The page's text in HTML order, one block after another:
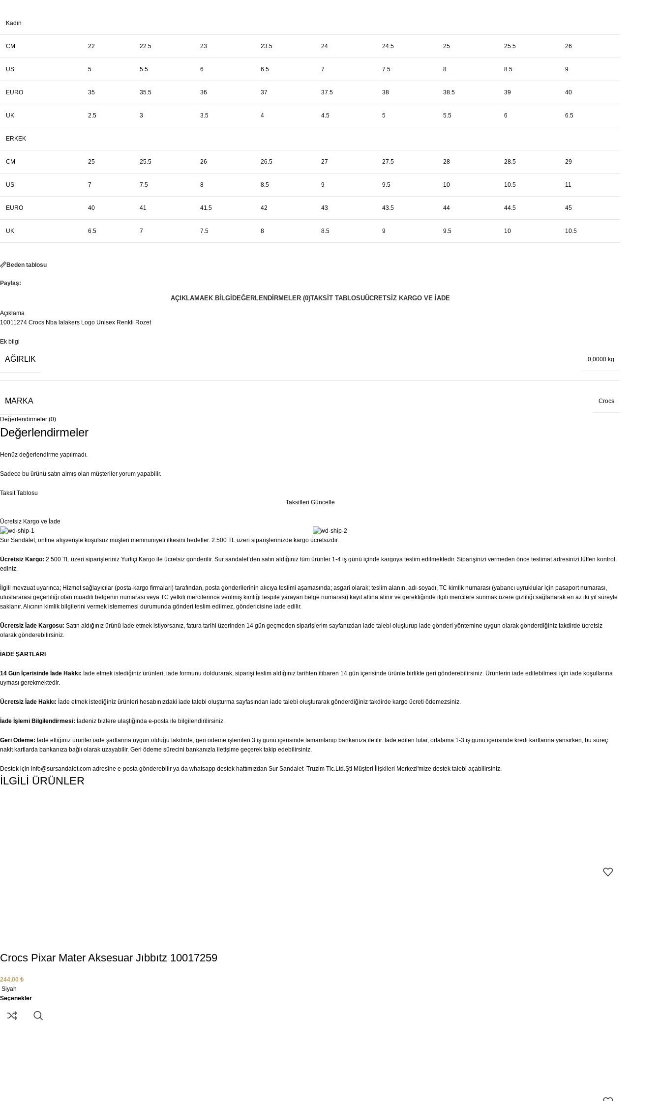
Kadın
CM 22 22.5 23 23.5 24 24.5 25 25.5 26
US 5 5.5 6 6.5 7 7.5 8 8.5 9
EURO 35 35.5 36 37 37.5 38 38.5 39 40
UK 2.5 3 3.5 4 4.5 5 5.5 6 6.5
ERKEK
CM 25 25.5 26 26.5 27 27.5 28 28.5 29
US 7 7.5 8 8.5 9 9.5 10 10.5 11
EURO 40 41 41.5 42 43 43.5 44 44.5 45
UK 6.5 7 7.5 8 8.5 9 9.5 10 10.5
Beden tablosu
Paylaş:
AÇIKLAMAEK BILGI DEĞERLENDIRMELER (0)TAKSIT TABLOSUÜCRETSIZ KARGO VE İADE
Açıklama
10011274 Crocs Nba lalakers Logo Unisex Renkli Rozet
Ek bilgi
AĞIRLIK 0,0000 kg
MARKA Crocs
Değerlendirmeler (0)
Değerlendirmeler
Henüz değerlendirme yapılmadı.
Sadece bu ürünü satın almış olan müşteriler yorum yapabilir.
Taksit Tablosu
Taksitleri Güncelle
Ücretsiz Kargo ve İade
Sur Sandalet, online alışverişte koşulsuz müşteri memnuniyeti ilkesini hedefler. 2.500 TL üzeri siparişlerinizde kargo ücretsizdir.
Ücretsiz Kargo: 2.500 TL üzeri siparişleriniz Yurtiçi Kargo ile ücretsiz gönderilir. Sur sandalet’den satın aldığınız tüm ürünler 1-4 iş günü içinde kargoya teslim edilmektedir. Siparişinizi vermeden önce teslimat adresinizi lütfen kontrol
ediniz.
İlgili mevzuat uyarınca; Hizmet sağlayıcılar (posta-kargo firmaları) tarafından, posta gönderilerinin alıcıya teslimi aşamasında; asgari olarak; teslim alanın, adı-soyadı, TC kimlik numarası (yabancı uyruklular için pasaport numarası,
uluslararası geçerliliği olan muadili belgenin numarası veya TC yetkili mercilerince verilmiş kimliği tespite yarayan belge numarası) kayıt altına alınır ve gerektiğinde ilgili mercilere sunmak üzere gizliliği sağlanarak en az iki yıl süreyle
saklanır. Alıcının kimlik bilgilerini vermek istememesi durumunda gönderi teslim edilmez, göndericisine iade edilir.
Ücretsiz İade Kargosu: Satın aldığınız ürünü iade etmek istiyorsanız, fatura tarihi üzerinden 14 gün geçmeden siparişlerim sayfanızdan iade talebi oluşturup iade gönderi yöntemine uygun olarak gönderdiğiniz takdirde ücretsiz
olarak gönderebilirsiniz.
İADE ŞARTLARI
14 Gün İçerisinde İade Hakkı: İade etmek istediğiniz ürünleri, iade formunu doldurarak, siparişi teslim aldığınız tarihten itibaren 14 gün içerisinde ürünle birlikte geri gönderebilirsiniz. Ürünlerin iade edilebilmesi için iade koşullarına
uyması gerekmektedir.
Ücretsiz İade Hakkı: İade etmek istediğiniz ürünleri hesabınızdaki iade talebi oluşturma sayfasından iade talebi oluşturarak gönderdiğiniz takdirde kargo ücreti ödemezsiniz.
İade İşlemi Bilgilendirmesi: İadeniz bizlere ulaştığında e-posta ile bilgilendirilirsiniz.
Geri Ödeme: İade ettiğiniz ürünler iade şartlarına uygun olduğu takdirde, geri ödeme işlemleri 3 iş günü içerisinde tamamlanıp bankanıza iletilir. İade edilen tutar, ortalama 1-3 iş günü içerisinde kredi kartlarına yansırken, bu süreç
nakit kartlarda bankanıza bağlı olarak uzayabilir. Geri ödeme sürecini bankanızla iletişime geçerek takip edebilirsiniz.
Destek için info@sursandalet.com adresine e-posta gönderebilir ya da whatsapp destek hattımızdan Sur Sandalet Truzim Tic.Ltd.Şti Müşteri İlişkileri Merkezi'mize destek talebi açabilirsiniz.
İLGİLİ ÜRÜNLER
Crocs Pixar Mater Aksesuar Jıbbıtz 10017259
244,00 ₺
Siyah
Seçenekler